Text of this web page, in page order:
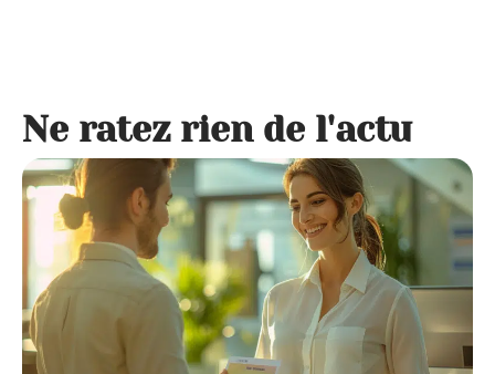
Ne ratez rien de l'actu